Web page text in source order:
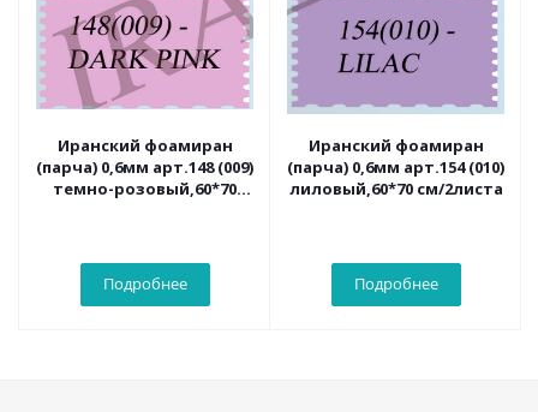
Иранский фоамиран
(парча) 0,6мм арт.148 (009)
темно-розовый,60*70
Подробнее
Иранский фоамиран
(парча) 0,6мм арт.154 (010)
лиловый,60*70 см/2листа
Подробнее